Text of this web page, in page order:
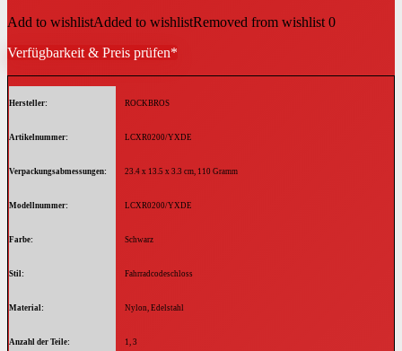
Add to wishlistAdded to wishlistRemoved from wishlist 0
Verfügbarkeit & Preis prüfen*
Hersteller ‎ROCKBROS
Artikelnummer ‎LCXR0200/YXDE
Verpackungsabmessungen ‎23.4 x 13.5 x 3.3 cm, 110 Gramm
Modellnummer ‎LCXR0200/YXDE
Farbe ‎Schwarz
Stil ‎Fahrradcodeschloss
Material ‎Nylon, Edelstahl
Anzahl der Teile ‎1, 3